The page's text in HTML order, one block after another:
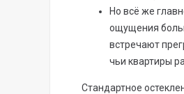
Но всё же
ощущения
встречают
чьи квартиры
Стандартное